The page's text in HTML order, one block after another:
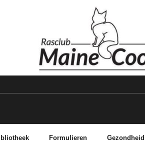
Formulieren Gezondheid